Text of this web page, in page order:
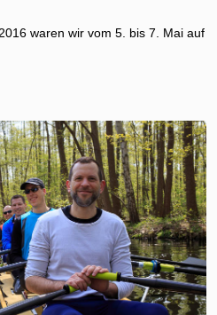
waren wir vom 5. bis 7. Mai auf